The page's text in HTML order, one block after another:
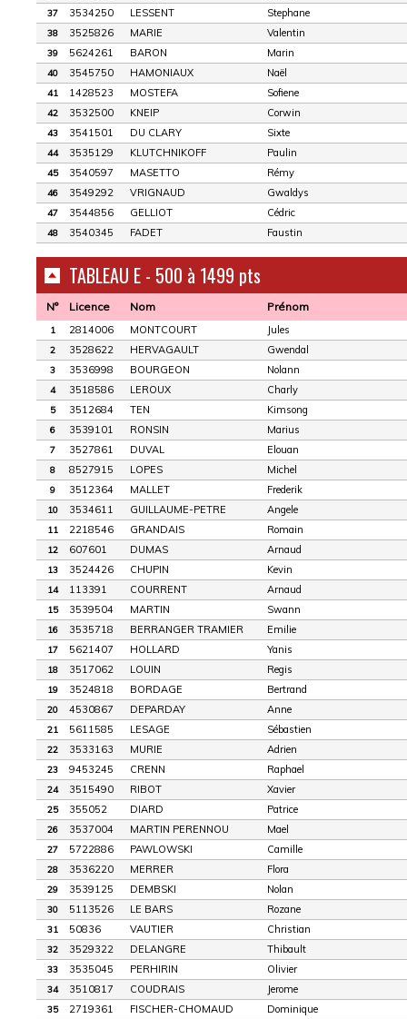
37 3534250 LESSENT Stephane
38 3525826 MARIE Valentin
39 5624261 BARON Marin
40 3545750 HAMONIAUX Naël
41 1428523 MOSTEFA Sofiene
42 3532500 KNEIP Corwin
43 3541501 DU CLARY Sixte
44 3535129 KLUTCHNIKOFF Paulin
45 3540597 MASETTO Rémy
46 3549292 VRIGNAUD Gwaldys
47 3544856 GELLIOT Cédric
48 3540345 FADET Faustin
TABLEAU E - 500 à 1499 pts
N° Licence Nom Prénom
1 2814006 MONTCOURT Jules
2 3528622 HERVAGAULT Gwendal
3 3536998 BOURGEON Nolann
4 3518586 LEROUX Charly
5 3512684 TEN Kimsong
6 3539101 RONSIN Marius
7 3527861 DUVAL Elouan
8 8527915 LOPES Michel
9 3512364 MALLET Frederik
10 3534611 GUILLAUME-PETRE Angele
11 2218546 GRANDAIS Romain
12 607601 DUMAS Arnaud
13 3524426 CHUPIN Kevin
14 113391 COURRENT Arnaud
15 3539504 MARTIN Swann
16 3535718 BERRANGER TRAMIER Emilie
17 5621407 HOLLARD Yanis
18 3517062 LOUIN Regis
19 3524818 BORDAGE Bertrand
20 4530867 DEPARDAY Anne
21 5611585 LESAGE Sébastien
22 3533163 MURIE Adrien
23 9453245 CRENN Raphael
24 3515490 RIBOT Xavier
25 355052 DIARD Patrice
26 3537004 MARTIN PERENNOU Mael
27 5722886 PAWLOWSKI Camille
28 3536220 MERRER Flora
29 3539125 DEMBSKI Nolan
30 5113526 LE BARS Rozane
31 50836 VAUTIER Christian
32 3529322 DELANGRE Thibault
33 3535045 PERHIRIN Olivier
34 3510817 COUDRAIS Jerome
35 2719361 FISCHER-CHOMAUD Dominique